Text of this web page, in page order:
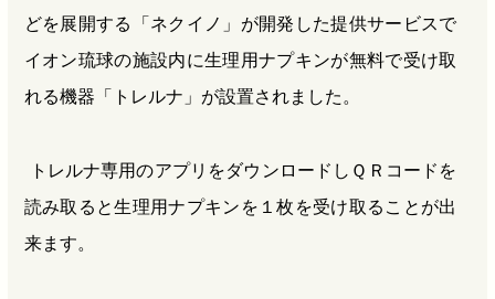
どを展開する「ネクイノ」が開発した提供サービスで
イオン琉球の施設内に生理用ナプキンが無料で受け取
れる機器「トレルナ」が設置されました。
トレルナ専用のアプリをダウンロードしＱＲコードを
読み取ると生理用ナプキンを１枚を受け取ることが出
来ます。